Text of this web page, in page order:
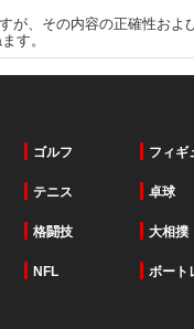
、その内容の正確性お
す。
ゴルフ フィギ
テニス 卓球
格闘技 大相撲
NFL ボート